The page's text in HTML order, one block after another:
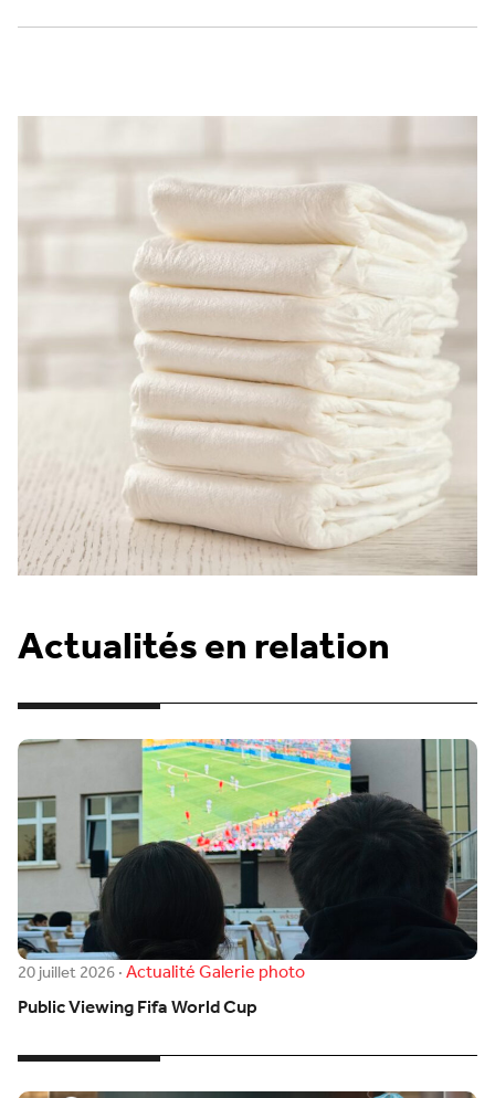
Actualités en relation
20 juillet 2026·ActualitéGalerie photo
Public Viewing Fifa World Cup